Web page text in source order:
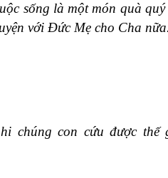
sống là một món quà
với Đức Mẹ cho Cha nữa.
chúng con cứu được thế